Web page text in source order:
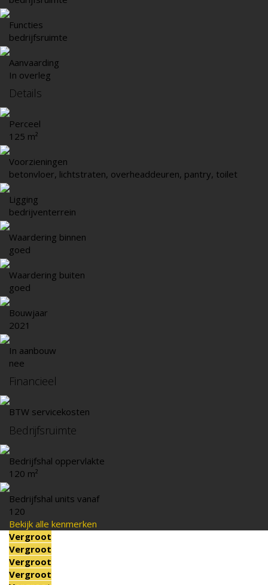
Functies
bedrijfsruimte
Aanvaarding
In overleg
Details
Perceel
125 m²
Voorzieningen
betonvloer, lichtstraten, overheaddeuren, pantry, toilet
Ligging
bedrijventerrein
Waardering binnen
goed
Waardering buiten
goed
Bouwjaar
2021
In aanbouw
nee
Financieel
BTW servicekosten
Bedrijfsruimte
Bedrijfshal oppervlakte
120 m²
Bedrijfshal units vanaf
120
Bekijk alle kenmerken
Vergroot
Vergroot
Vergroot
Vergroot